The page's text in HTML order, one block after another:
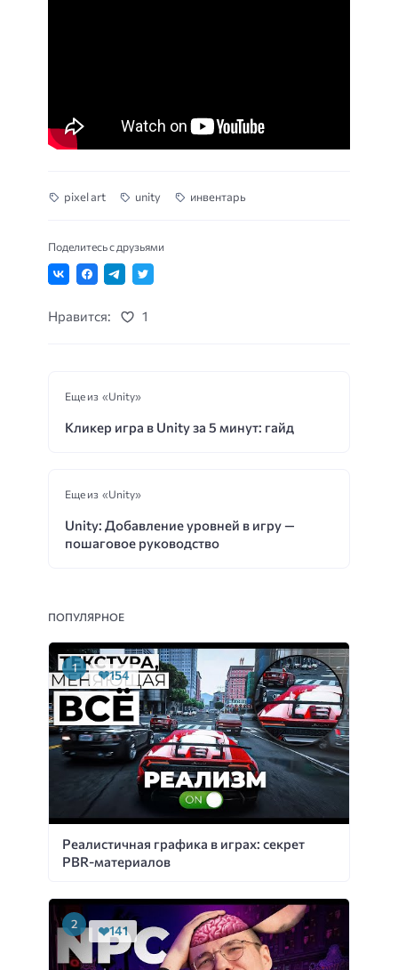
pixel art unity инвентарь
Поделитесь с друзьями
Нравится: 1
Еще из «Unity»
Кликер игра в Unity за 5 минут: гайд
Еще из «Unity»
Unity: Добавление уровней в игру —
пошаговое руководство
ПОПУЛЯРНОЕ
Реалистичная графика в играх: секрет
PBR-материалов
154
141